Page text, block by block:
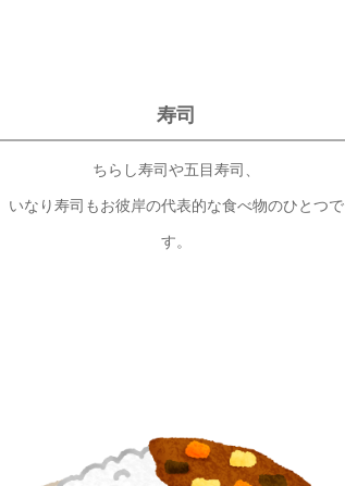
寿司
ちらし寿司や五目寿司、
いなり寿司もお彼岸の代表的な食べ物のひとつで
す。